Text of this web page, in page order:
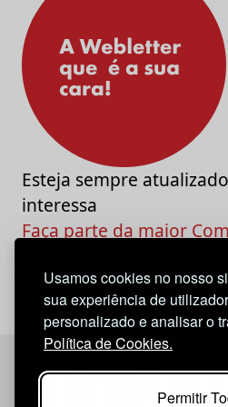
Usamos cookies no nosso
sua experiência de
personalizado e analisar o
Política de Cookies.
Permitir
Esteja sempre
interessa
Faça parte da maior